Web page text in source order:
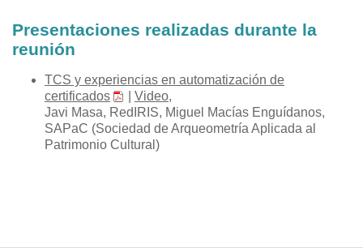
Presentaciones realizadas durante la
reunión
TCS y experiencias en automatización de
certificados
Video,
Javi Masa, RedIRIS, Miguel Macías Enguídanos,
SAPaC (Sociedad de Arqueometría Aplicada al
Patrimonio Cultural)